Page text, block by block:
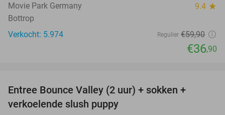
Movie Park Germany 9.4 star
Bottrop
Verkocht: 5.974
Regulier €59,90
€36,90
Entree Bounce Valley (2 uur) + sokken +
verkoelende slush puppy